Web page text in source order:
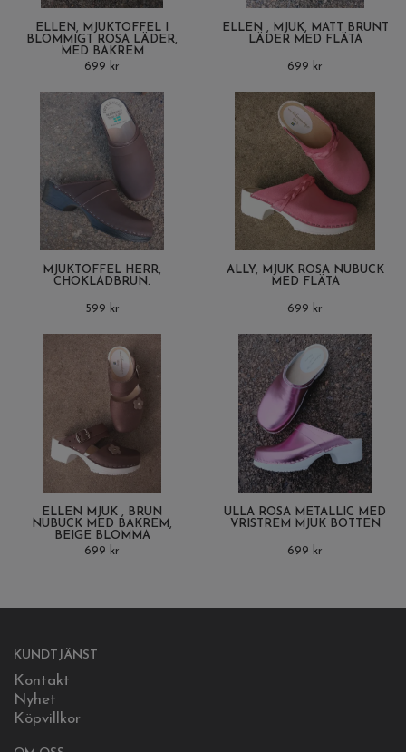
ELLEN, MJUKTOFFEL I
BLOMMIGT ROSA LÄDER,
MED BAKREM
699 kr
ELLEN , MJUK, MATT BRUNT
LÄDER MED FLÄTA
699 kr
MJUKTOFFEL HERR,
CHOKLADBRUN.
599 kr
ALLY, MJUK ROSA NUBUCK
MED FLÄTA
699 kr
ELLEN MJUK , BRUN
NUBUCK MED BAKREM,
BEIGE BLOMMA
699 kr
ULLA ROSA METALLIC MED
VRISTREM MJUK BOTTEN
699 kr
KUNDTJÄNST
Kontakt
Nyhet
Köpvillkor